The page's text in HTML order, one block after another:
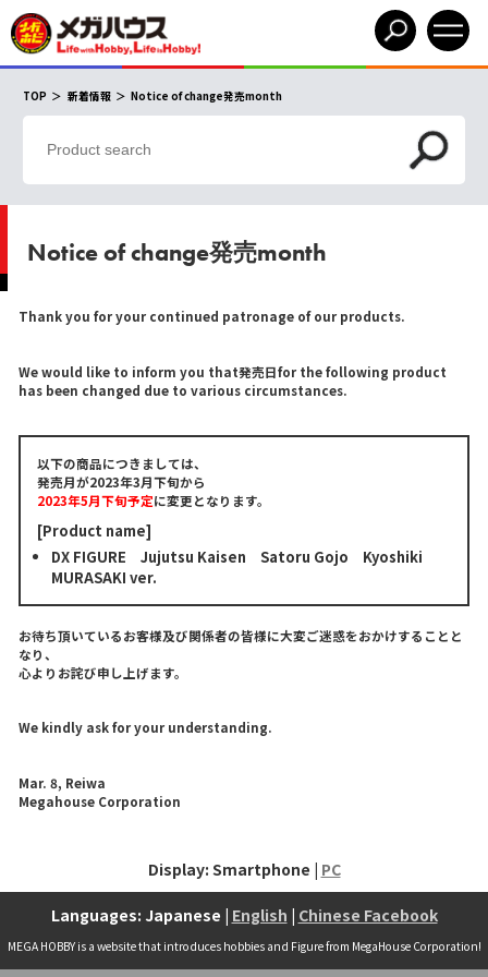
TOP 新着情報 Notice of change発売month
Notice of change発売month
Thank you for your continued patronage of our products.
We would like to inform you that発売日for the following product
has been changed due to various circumstances.
以下の商品につきましては、
発売月が2023年3月下旬から
2023年5月下旬予定に変更となります。
[Product name]
DX FIGURE Jujutsu Kaisen Satoru Gojo Kyoshiki
MURASAKI ver.
お待ち頂いているお客様及び関係者の皆様に大変ご迷惑をおかけすることと
なり、
心よりお詫び申し上げます。
We kindly ask for your understanding.
Mar. 8, Reiwa
Megahouse Corporation
Display: Smartphone | PC
Languages: Japanese | English | Chinese Facebook
MEGA HOBBY is a website that introduces hobbies and Figure from MegaHouse Corporation!